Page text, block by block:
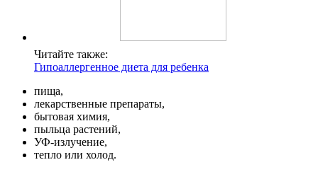
Читайте также:
Гипоаллергенное диета для ребенка
пища,
лекарственные препараты,
бытовая химия,
пыльца растений,
УФ-излучение,
тепло или холод.